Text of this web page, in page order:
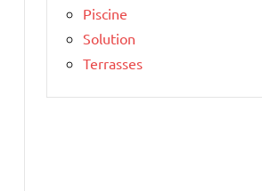
Piscine
Solution
Terrasses